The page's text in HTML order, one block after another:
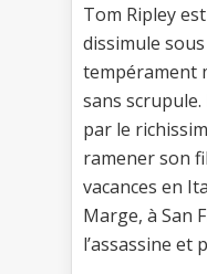
Tom Ripley
dissimule
tempérament
sans
par le
ramener son
vacances en
Marge, à San
l’assassine et